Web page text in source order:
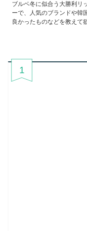
ブルベ冬に似合う大勝利リ
ーで、人気のブランドや韓
良かったものなどを教えて
1